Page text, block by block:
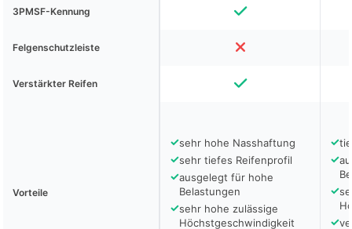
3PMSF-Kennung
Felgenschutzleiste
Verstärkter Reifen
Vorteile
✓sehr hohe Nasshaftung
✓sehr tiefes Reifenprofil
✓ausgelegt für hohe
Belastungen
✓sehr hohe zulässige
Höchstgeschwindigkeit
✓
✓
✓
✓